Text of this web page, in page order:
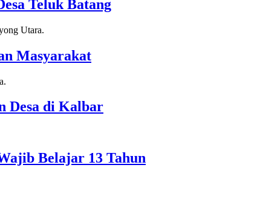
Teluk Batang
Masyarakat
Desa di Kalbar
Belajar 13 Tahun